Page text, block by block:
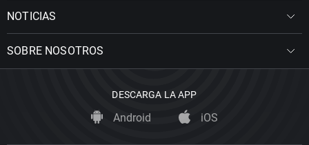
NOTICIAS
SOBRE NOSOTROS
DESCARGA LA APP
Android iOS